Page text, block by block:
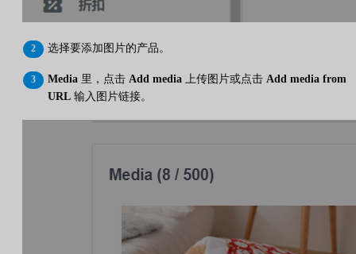
选择要添加图片的产品。
Media 里，点击 Add media 上传图片或点击 Add media from
URL 输入图片链接。